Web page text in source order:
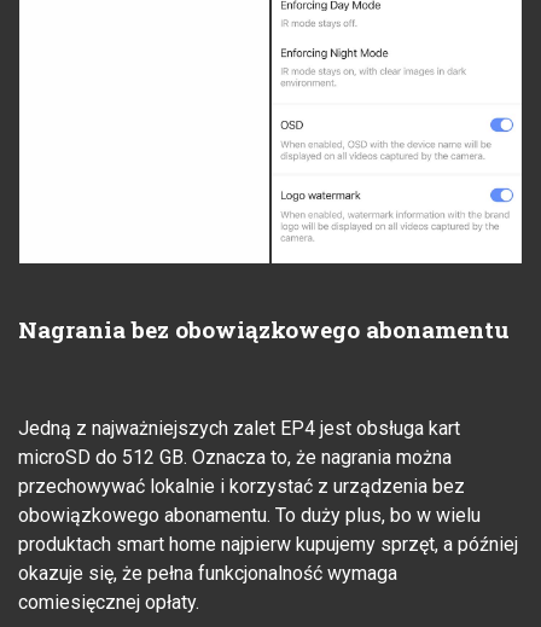
Nagrania bez obowiązkowego abonamentu
Jedną z najważniejszych zalet EP4 jest obsługa kart
microSD do 512 GB. Oznacza to, że nagrania można
przechowywać lokalnie i korzystać z urządzenia bez
obowiązkowego abonamentu. To duży plus, bo w wielu
produktach smart home najpierw kupujemy sprzęt, a później
okazuje się, że pełna funkcjonalność wymaga
comiesięcznej opłaty.